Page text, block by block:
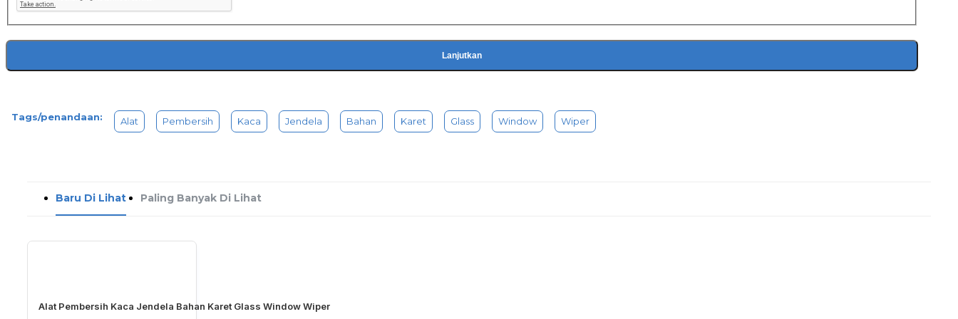
Lanjutkan
Tags/penandaan: Alat Pembersih Kaca Jendela Bahan Karet Glass Window Wiper
Baru Di Lihat Paling Banyak Di Lihat
Alat Pembersih Kaca Jendela Bahan Karet Glass Window Wiper